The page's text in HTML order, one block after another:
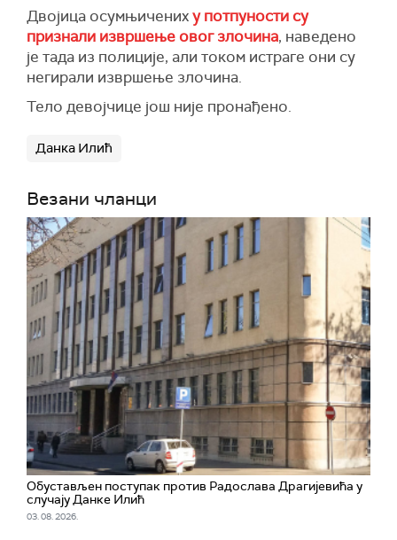
Двојица осумњичениху потпуности су
признали извршење овог злочина, наведено
је тада из полиције, али током истраге они су
негирали извршење злочина.
Тело девојчице још није пронађено.
Данка Илић
Везани чланци
Обустављен поступак против Радослава Драгијевића у
случају Данке Илић
03. 08. 2026.